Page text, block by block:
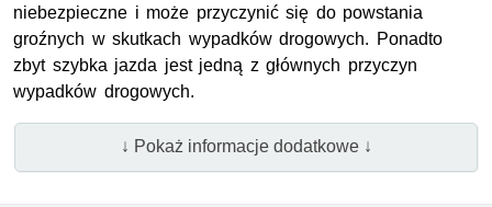
niebezpieczne i może przyczynić się do powstania
groźnych w skutkach wypadków drogowych. Ponadto
zbyt szybka jazda jest jedną z głównych przyczyn
wypadków drogowych.
↓ Pokaż informacje dodatkowe ↓